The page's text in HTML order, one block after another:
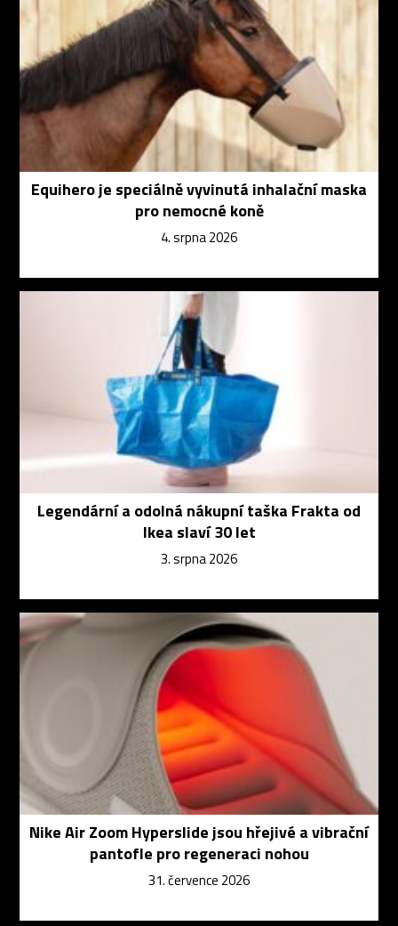
Equihero je speciálně vyvinutá inhalační maska
pro nemocné koně
4. srpna 2026
Legendární a odolná nákupní taška Frakta od
Ikea slaví 30 let
3. srpna 2026
Nike Air Zoom Hyperslide jsou hřejivé a vibrační
pantofle pro regeneraci nohou
31. července 2026